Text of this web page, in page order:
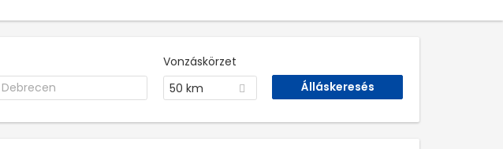
Vonzáskörzet
50 km